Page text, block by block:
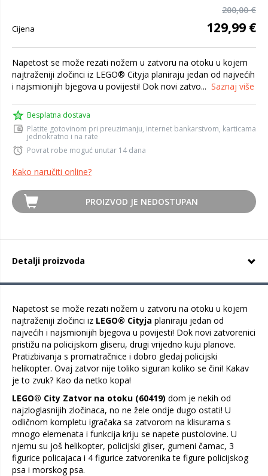
200,00 €
Cijena 129,99 €
Napetost se može rezati nožem u zatvoru na otoku u kojem
najtraženiji zločinci iz LEGO® Cityja planiraju jedan od najvećih
i najsmionijih bjegova u povijesti! Dok novi zatvo... Saznaj više
Besplatna dostava
Platite gotovinom pri preuzimanju, internet bankarstvom, karticama
jednokratno i na rate
Povrat robe moguć unutar 14 dana
Kako naručiti online?
PROIZVOD JE NEDOSTUPAN
Detalji proizvoda
Napetost se može rezati nožem u zatvoru na otoku u kojem
najtraženiji zločinci iz LEGO® Cityja planiraju jedan od
najvećih i najsmionijih bjegova u povijesti! Dok novi zatvorenici
pristižu na policijskom gliseru, drugi vrijedno kuju planove.
Pratizbivanja s promatračnice i dobro gledaj policijski
helikopter. Ovaj zatvor nije toliko siguran koliko se čini! Kakav
je to zvuk? Kao da netko kopa!
LEGO® City Zatvor na otoku (60419) dom je nekih od
najzloglasnijih zločinaca, no ne žele ondje dugo ostati! U
odličnom kompletu igračaka sa zatvorom na klisurama s
mnogo elemenata i funkcija kriju se napete pustolovine. U
njemu su još helikopter, policijski gliser, gumeni čamac, 3
figurice policajaca i 4 figurice zatvorenika te figure policijskog
psa i morskog psa.